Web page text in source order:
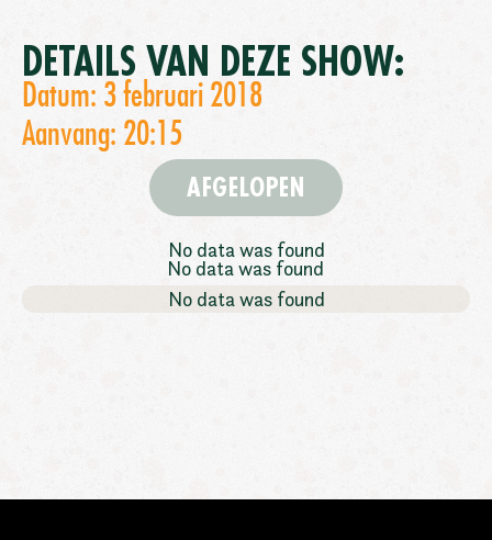
DETAILS VAN DEZE SHOW:
Datum: 3 februari 2018
Aanvang: 20:15
AFGELOPEN
No data was found
No data was found
No data was found